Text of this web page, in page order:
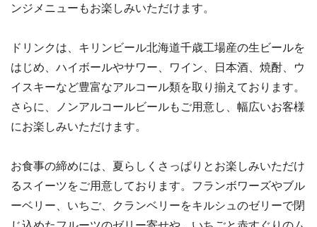
ンジメニューもお楽しみいただけます。
ドリンクは、キリンビール北海道千歳工場産の生ビールを
はじめ、ハイボールやサワー、ワイン、日本酒、焼酎、ウ
イスキーなど豊富なアルコール類を取り揃えております。
さらに、ノンアルコールビールもご用意し、幅広いお客様
にお楽しみいただけます。
お食事の締めには、夏らしくさっぱりとお楽しみいただけ
るスイーツをご用意しております。フランボワーズやブル
ーベリー、いちご、クランベリーをキルシュのゼリーで閉